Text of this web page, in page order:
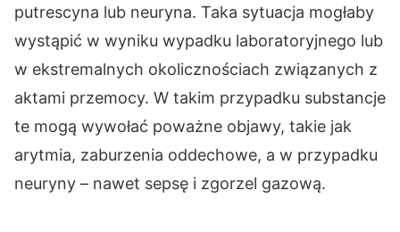
putrescyna lub neuryna. Taka sytuacja mogłaby
wystąpić w wyniku wypadku laboratoryjnego lub
w ekstremalnych okolicznościach związanych z
aktami przemocy. W takim przypadku substancje
te mogą wywołać poważne objawy, takie jak
arytmia, zaburzenia oddechowe, a w przypadku
neuryny – nawet sepsę i zgorzel gazową.